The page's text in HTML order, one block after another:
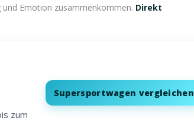
und Emotion zusammenkommen. Direkt
zum
Supersportwagen vergleichen